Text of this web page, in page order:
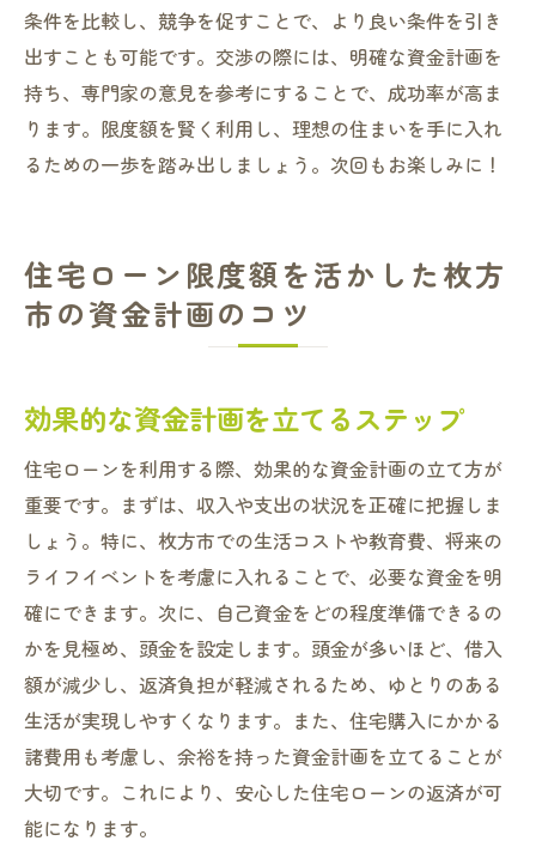
条件を比較し、競争を促すことで、より良い条件を引き
出すことも可能です。交渉の際には、明確な資金計画を
持ち、専門家の意見を参考にすることで、成功率が高ま
ります。限度額を賢く利用し、理想の住まいを手に入れ
るための一歩を踏み出しましょう。次回もお楽しみに！
住宅ローン限度額を活かした枚方
市の資金計画のコツ
効果的な資金計画を立てるステップ
住宅ローンを利用する際、効果的な資金計画の立て方が
重要です。まずは、収入や支出の状況を正確に把握しま
しょう。特に、枚方市での生活コストや教育費、将来の
ライフイベントを考慮に入れることで、必要な資金を明
確にできます。次に、自己資金をどの程度準備できるの
かを見極め、頭金を設定します。頭金が多いほど、借入
額が減少し、返済負担が軽減されるため、ゆとりのある
生活が実現しやすくなります。また、住宅購入にかかる
諸費用も考慮し、余裕を持った資金計画を立てることが
大切です。これにより、安心した住宅ローンの返済が可
能になります。